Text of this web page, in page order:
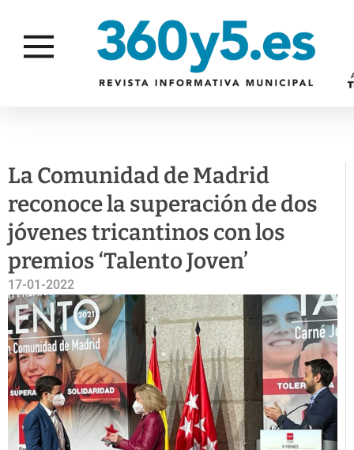
La Comunidad de Madrid
reconoce la superación de dos
jóvenes tricantinos con los
premios ‘Talento Joven’
17-01-2022